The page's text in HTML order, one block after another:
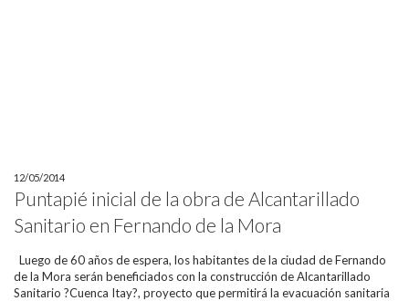
12/05/2014
Puntapié inicial de la obra de Alcantarillado
Sanitario en Fernando de la Mora
Luego de 60 años de espera, los habitantes de la ciudad de Fernando
de la Mora serán beneficiados con la construcción de Alcantarillado
Sanitario ?Cuenca Itay?, proyecto que permitirá la evacuación sanitaria